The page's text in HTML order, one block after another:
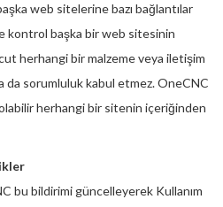
web sitelerine bazı bağlantılar
kontrol başka bir web sitesinin
herhangi bir malzeme veya iletişim
da sorumluluk kabul etmez. OneCNC
herhangi bir sitenin içeriğinden
bu bildirimi güncelleyerek Kullanım